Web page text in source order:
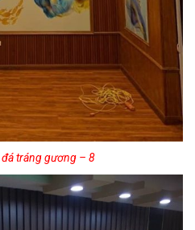
đá tráng gương – 8